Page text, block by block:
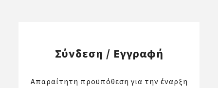
Σύνδεση / Εγγραφή
Απαραίτητη προϋπόθεση για την έναρξη